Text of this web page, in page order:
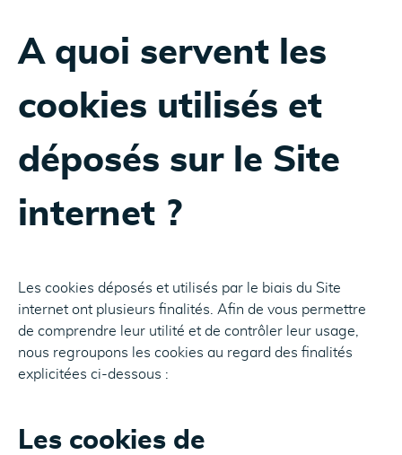
A quoi servent les
cookies utilisés et
déposés sur le Site
internet ?
Les cookies déposés et utilisés par le biais du Site
internet ont plusieurs finalités. Afin de vous permettre
de comprendre leur utilité et de contrôler leur usage,
nous regroupons les cookies au regard des finalités
explicitées ci-dessous :
Les cookies de